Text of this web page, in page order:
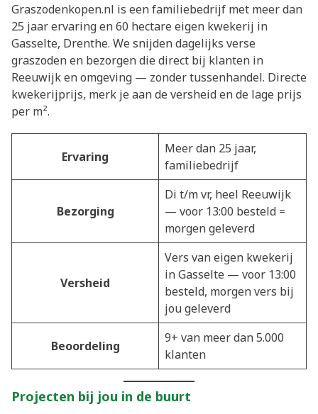
Graszodenkopen.nl is een familiebedrijf met meer dan
25 jaar ervaring en 60 hectare eigen kwekerij in
Gasselte, Drenthe. We snijden dagelijks verse
graszoden en bezorgen die direct bij klanten in
Reeuwijk en omgeving — zonder tussenhandel. Directe
kwekerijprijs, merk je aan de versheid en de lage prijs
per m².
Ervaring
Meer dan 25 jaar,
familiebedrijf
Bezorging
Di t/m vr, heel Reeuwijk
— voor 13:00 besteld =
morgen geleverd
Versheid
Vers van eigen kwekerij
in Gasselte — voor 13:00
besteld, morgen vers bij
jou geleverd
Beoordeling
9+ van meer dan 5.000
klanten
Projecten bij jou in de buurt